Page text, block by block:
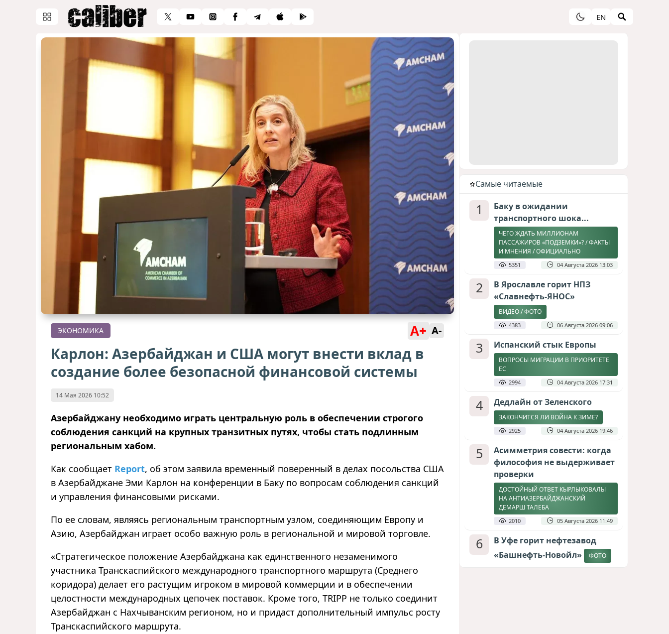
EN
ЭКОНОМИКА A+ A-
Карлон: Азербайджан и США могут внести вклад в
создание более безопасной финансовой системы
14 Мая 2026 10:52
Азербайджану необходимо играть центральную роль в обеспечении строгого
соблюдения санкций на крупных транзитных путях, чтобы стать подлинным
региональным хабом.
Как сообщает Report, об этом заявила временный поверенный в делах посольства США
в Азербайджане Эми Карлон на конференции в Баку по вопросам соблюдения санкций
и управления финансовыми рисками.
По ее словам, являясь региональным транспортным узлом, соединяющим Европу и
Азию, Азербайджан играет особо важную роль в региональной и мировой торговле.
«Стратегическое положение Азербайджана как единственного незаменимого
участника Транскаспийского международного транспортного маршрута (Среднего
коридора) делает его растущим игроком в мировой коммерции и в обеспечении
целостности международных цепочек поставок. Кроме того, TRIPP не только соединит
Азербайджан с Нахчыванским регионом, но и придаст дополнительный импульс росту
Транскаспийского маршрута.
Cамые читаемые
1
Баку в ожидании
транспортного шока...
ЧЕГО ЖДАТЬ МИЛЛИОНАМ
ПАССАЖИРОВ «ПОДЗЕМКИ»? / ФАКТЫ
И МНЕНИЯ / ОФИЦИАЛЬНО
5351 04 Августа 2026 13:03
2
В Ярославле горит НПЗ
«Славнефть-ЯНОС»
ВИДЕО / ФОТО
4383 06 Августа 2026 09:06
3 Испанский стык Европы
ВОПРОСЫ МИГРАЦИИ В ПРИОРИТЕТЕ
ЕС
2994 04 Августа 2026 17:31
4 Дедлайн от Зеленского
ЗАКОНЧИТСЯ ЛИ ВОЙНА К ЗИМЕ?
2925 04 Августа 2026 19:46
5
Асимметрия совести: когда
философия не выдерживает
проверки
ДОСТОЙНЫЙ ОТВЕТ КЫРЛЫКОВАЛЫ
НА АНТИАЗЕРБАЙДЖАНСКИЙ
ДЕМАРШ ТАЛЕБА
2010 05 Августа 2026 11:49
6
В Уфе горит нефтезавод
«Башнефть-Новойл»
ФОТО